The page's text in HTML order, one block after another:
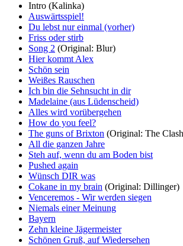
Intro (Kalinka)
Auswärtsspiel!
Du lebst nur einmal (vorher)
Friss oder stirb
Song 2 (Original: Blur)
Hier kommt Alex
Schön sein
Weißes Rauschen
Ich bin die Sehnsucht in dir
Madelaine (aus Lüdenscheid)
Alles wird vorübergehen
How do you feel?
The guns of Brixton (Original: The
All die ganzen Jahre
Steh auf, wenn du am Boden bist
Pushed again
Wünsch DIR was
Cokane in my brain (Original: Dillinger)
Venceremos - Wir werden siegen
Niemals einer Meinung
Bayern
Zehn kleine Jägermeister
Schönen Gruß, auf Wiedersehen